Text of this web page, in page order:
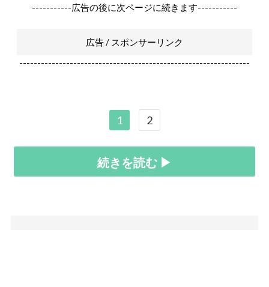
-----------広告の後に次ページに続きます-----------
広告 / スポンサーリンク
----------------------------------------------------------------
1 2
続きを読む ▶